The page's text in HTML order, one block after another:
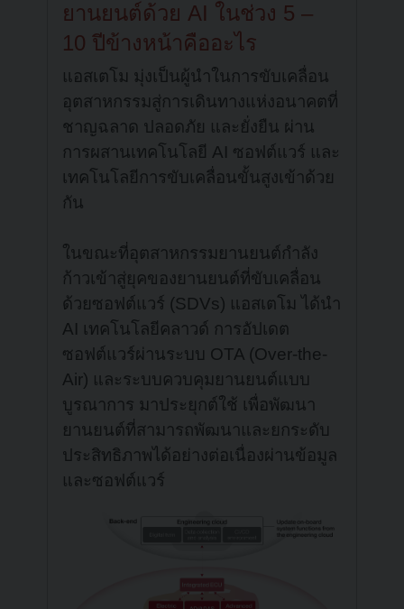
ยานยนต์ด้วย AI ในช่วง 5 –
10 ปีข้างหน้าคืออะไร
แอสเตโม มุ่งเป็นผู้นำในการขับเคลื่อน
อุตสาหกรรมสู่การเดินทางแห่งอนาคตที่
ชาญฉลาด ปลอดภัย และยั่งยืน ผ่าน
การผสานเทคโนโลยี AI ซอฟต์แวร์ และ
เทคโนโลยีการขับเคลื่อนขั้นสูงเข้าด้วย
กัน
ในขณะที่อุตสาหกรรมยานยนต์กำลัง
ก้าวเข้าสู่ยุคของยานยนต์ที่ขับเคลื่อน
ด้วยซอฟต์แวร์ (SDVs) แอสเตโม ได้นำ
AI เทคโนโลยีคลาวด์ การอัปเดต
ซอฟต์แวร์ผ่านระบบ OTA (Over-the-
Air) และระบบควบคุมยานยนต์แบบ
บูรณาการ มาประยุกต์ใช้ เพื่อพัฒนา
ยานยนต์ที่สามารถพัฒนาและยกระดับ
ประสิทธิภาพได้อย่างต่อเนื่องผ่านข้อมูล
และซอฟต์แวร์